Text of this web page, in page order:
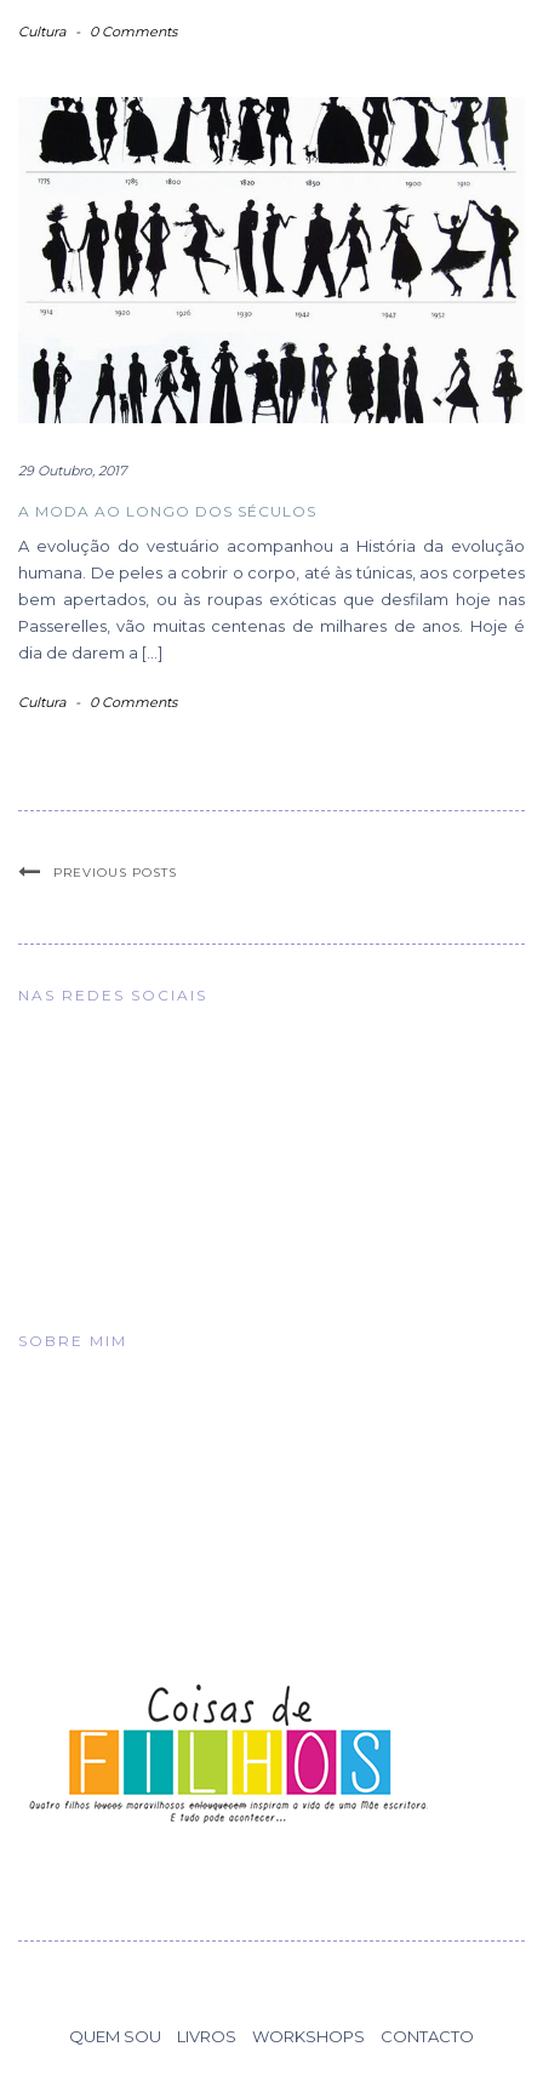
Cultura - 0 Comments
29 Outubro, 2017
A MODA AO LONGO DOS SÉCULOS
A evolução do vestuário acompanhou a História da evolução
humana. De peles a cobrir o corpo, até às túnicas, aos corpetes
bem apertados, ou às roupas exóticas que desfilam hoje nas
Passerelles, vão muitas centenas de milhares de anos. Hoje é
dia de darem a […]
Cultura - 0 Comments
PREVIOUS POSTS
NAS REDES SOCIAIS
SOBRE MIM
QUEM SOU LIVROS WORKSHOPS CONTACTO